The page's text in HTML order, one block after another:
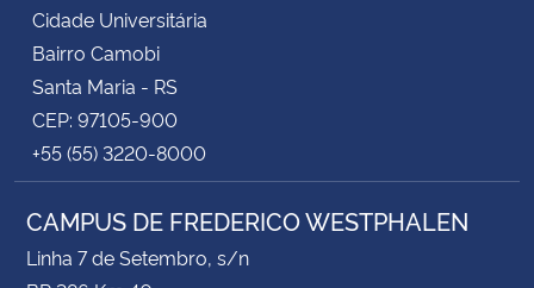
Cidade Universitária
Bairro Camobi
Santa Maria - RS
CEP: 97105-900
+55 (55) 3220-8000
CAMPUS DE FREDERICO WESTPHALEN
Linha 7 de Setembro, s/n